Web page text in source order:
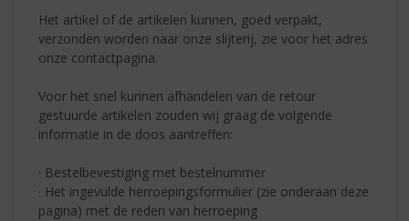
Het artikel of de artikelen kunnen, goed verpakt,
verzonden worden naar onze slijterij, zie voor het adres
onze contactpagina.
Voor het snel kunnen afhandelen van de retour
gestuurde artikelen zouden wij graag de volgende
informatie in de doos aantreffen:
· Bestelbevestiging met bestelnummer
· Het ingevulde herroepingsformulier (zie onderaan deze
pagina) met de reden van herroeping